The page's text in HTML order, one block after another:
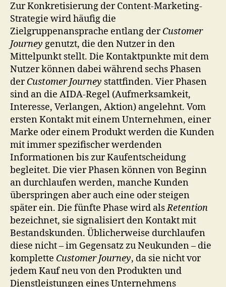
Zur Konkretisierung der Content-Marketing-
Strategie wird häufig die
Zielgruppenansprache entlang derCustomer
Journey genutzt, die den Nutzer in den
Mittelpunkt stellt. Die Kontaktpunkte mit dem
Nutzer können dabei während sechs Phasen
derCustomer Journey stattfinden. Vier Phasen
sind an die AIDA-Regel (Aufmerksamkeit,
Interesse, Verlangen, Aktion) angelehnt. Vom
ersten Kontakt mit einem Unternehmen, einer
Marke oder einem Produkt werden die Kunden
mit immer spezifischer werdenden
Informationen bis zur Kaufentscheidung
begleitet. Die vier Phasen können von Beginn
an durchlaufen werden, manche Kunden
überspringen aber auch eine oder steigen
später ein. Die fünfte Phase wird alsRetention
bezeichnet, sie signalisiert den Kontakt mit
Bestandskunden. Üblicherweise durchlaufen
diese nicht – im Gegensatz zu Neukunden – die
komplette Customer Journey, da sie nicht vor
jedem Kauf neu von den Produkten und
Dienstleistungen eines Unternehmens